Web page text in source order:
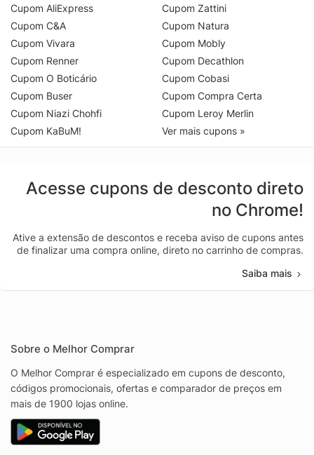
Cupom AliExpress
Cupom C&A
Cupom Vivara
Cupom Renner
Cupom O Boticário
Cupom Buser
Cupom Niazi Chohfi
Cupom KaBuM!
Cupom Zattini
Cupom Natura
Cupom Mobly
Cupom Decathlon
Cupom Cobasi
Cupom Compra Certa
Cupom Leroy Merlin
Ver mais cupons »
Acesse cupons de desconto direto
no Chrome!
Ative a extensão de descontos e receba aviso de cupons antes
de finalizar uma compra online, direto no carrinho de compras.
Saiba mais
Sobre o Melhor Comprar
O Melhor Comprar é especializado em cupons de desconto,
códigos promocionais, ofertas e comparador de preços em
mais de 1900 lojas online.